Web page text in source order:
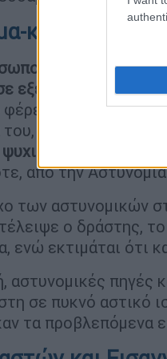
κλειδί
του δράστη
εξέλιξη το ένοπλο
να
αναφέροντας ότι
δομή,
από την
των αστυνομικών
ο δράστης,
ενώ εκτιμάται ότι
αστυνομικές πηγές
σε πυκνό αστικό
τα προβλεπόμενα